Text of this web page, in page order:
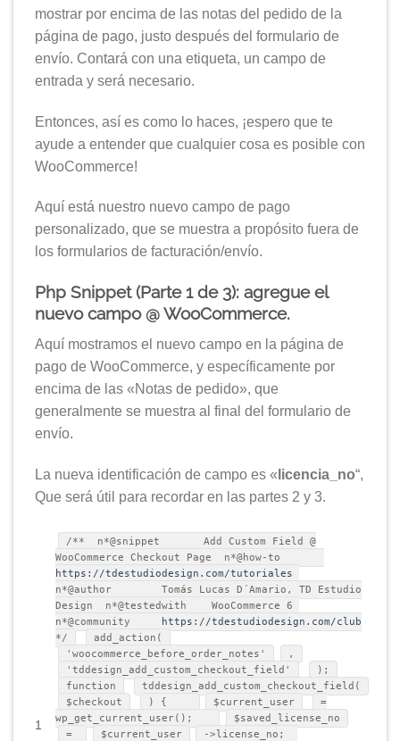
mostrar por encima de las notas del pedido de la
página de pago, justo después del formulario de
envío. Contará con una etiqueta, un campo de
entrada y será necesario.
Entonces, así es como lo haces, ¡espero que te
ayude a entender que cualquier cosa es posible con
WooCommerce!
Aquí está nuestro nuevo campo de pago
personalizado, que se muestra a propósito fuera de
los formularios de facturación/envío.
Php Snippet (Parte 1 de 3): agregue el
nuevo campo @ WooCommerce.
Aquí mostramos el nuevo campo en la página de
pago de WooCommerce, y específicamente por
encima de las «Notas de pedido», que
generalmente se muestra al final del formulario de
envío.
La nueva identificación de campo es « licencia_no“,
Que será útil para recordar en las partes 2 y 3.
1
/** n*@snippet Add Custom Field @
WooCommerce Checkout Page n*@how-to
https://tdestudiodesign.com/tutoriales
n*@author Tomás Lucas D´Amario, TD Estudio
Design n*@testedwith WooCommerce 6
n*@community
https://tdestudiodesign.com/club
*/
add_action(
'woocommerce_before_order_notes'
,
'tddesign_add_custom_checkout_field'
);
function
tddesign_add_custom_checkout_field(
$checkout
) { $current_user
=
wp_get_current_user();
$saved_license_no
=
$current_user
->license_no;